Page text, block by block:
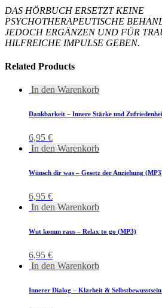
DAS HÖRBUCH ERSETZT KEINE
PSYCHOTHERAPEUTISCHE
JEDOCH ERGÄNZEN UND FÜR
HILFREICHE IMPULSE GEBEN.
Related Products
In den Warenkorb
Dankbarkeit – Innere Stärke und
6,95 €
In den Warenkorb
Wünsch dir was – Gesetz der Anziehung
6,95 €
In den Warenkorb
Wut komm raus – Relax to go (MP3)
6,95 €
In den Warenkorb
Innerer Dialog – Klarheit &